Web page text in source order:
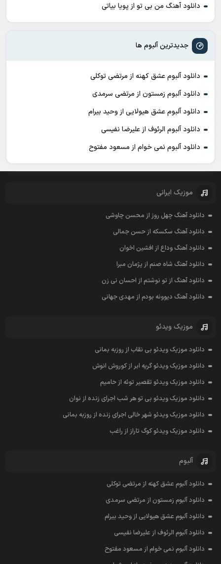
دانلود آهنگ من بی تو از پویا بیاتی
جدیدترین آلبوم ها
دانلود آلبوم عشق کهنه از مرتضی توکلی
دانلود آلبوم زمستون از مرتضی سرمدی
دانلود آلبوم عشق هیولایی از وحید بیرام
دانلود آلبوم الرئوف از علیرضا نفیسی
دانلود آلبوم نمی خوام از مسعود مفتوح
موزیک ایرانی
دانلود آهنگ چهل روز از محسن چاوشی
دانلود آهنگ سکسکه از حسن جمالی
دانلود آهنگ وداع از افشين اخوان
دانلود آهنگ شاه صنم از پژمان مبرا
دانلود آهنگ از تو نوشتم از احسان نی زن
دانلود آهنگ دیوونه بودم از مهدی جهانی
موزیک ویدئو
دانلود موزیک ویدئو بی نقاب از روزبه بمانی
دانلود موزیک ویدئو گریه ابر از کوروش انوش
دانلود موزیک ویدئو تقصیر توئه از حامیم
دانلود موزیک ویدئو بی تو هر شب اجرای زنده از نوان
دانلود موزیک ویدئو شهر خالی اجرای زنده از روزبه بمانی
دانلود موزیک ویدئو کوگ تاراز از راغب
آلبوم
دانلود آلبوم عشق کهنه از مرتضی توکلی
دانلود آلبوم زمستون از مرتضی سرمدی
دانلود آلبوم عشق هیولایی از وحید بیرام
دانلود آلبوم الرئوف از علیرضا نفیسی
دانلود آلبوم نمی خوام از مسعود مفتوح